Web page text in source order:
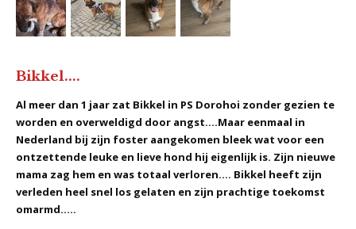
Bikkel....
Al meer dan 1 jaar zat Bikkel in PS Dorohoi zonder gezien te
worden en overweldigd door angst....Maar eenmaal in
Nederland bij zijn foster aangekomen bleek wat voor een
ontzettende leuke en lieve hond hij eigenlijk is. Zijn nieuwe
mama zag hem en was totaal verloren.... Bikkel heeft zijn
verleden heel snel los gelaten en zijn prachtige toekomst
omarmd.....